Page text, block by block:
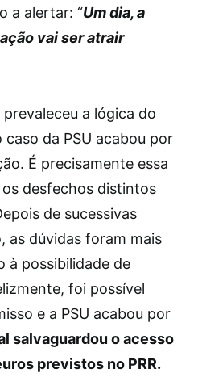
a alertar: “Um dia, a
vai ser atrair
a lógica do
da PSU acabou por
É precisamente essa
desfechos distintos
de sucessivas
as dúvidas foram mais
à possibilidade de
foi possível
e a PSU acabou por
salvaguardou o acesso
previstos no PRR.